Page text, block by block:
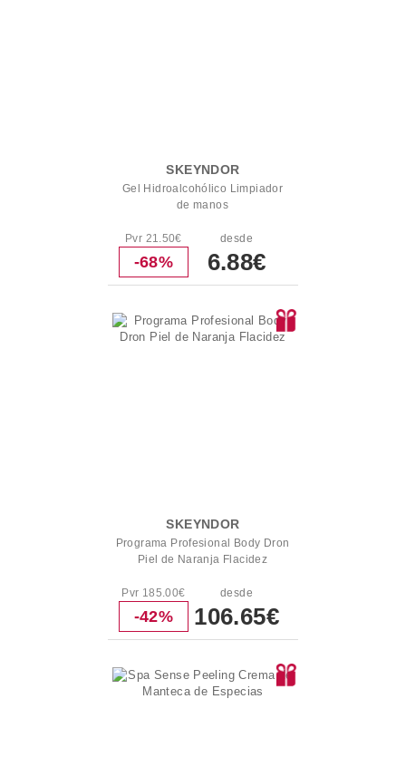
SKEYNDOR
Gel Hidroalcohólico Limpiador
de manos
Pvr 21.50€
-68%
desde
6.88€
SKEYNDOR
Programa Profesional Body Dron
Piel de Naranja Flacidez
Pvr 185.00€
-42%
desde
106.65€